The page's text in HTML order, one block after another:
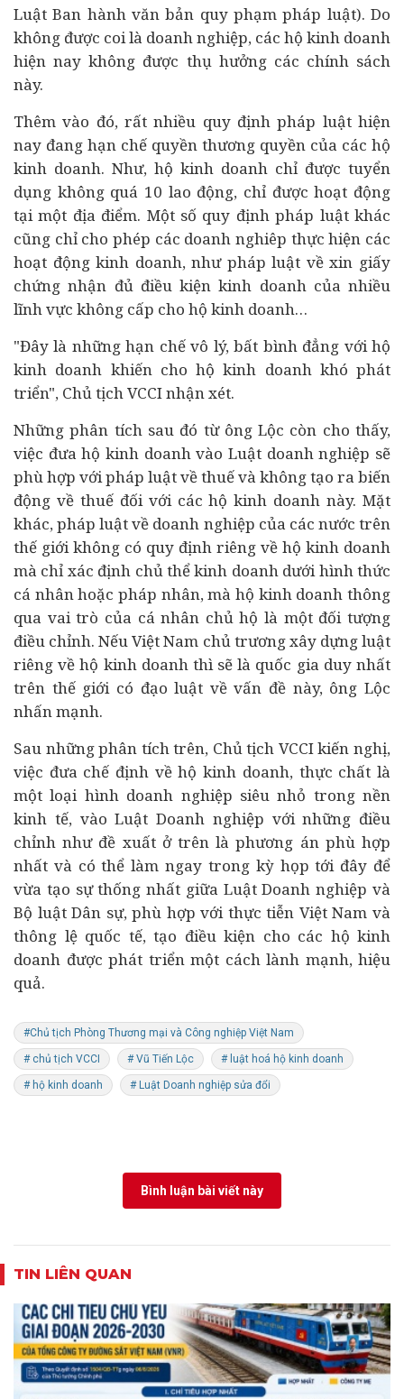
Luật Ban hành văn bản quy phạm pháp luật). Do
không được coi là doanh nghiệp, các hộ kinh doanh
hiện nay không được thụ hưởng các chính sách
này.
Thêm vào đó, rất nhiều quy định pháp luật hiện
nay đang hạn chế quyền thương quyền của các hộ
kinh doanh. Như, hộ kinh doanh chỉ được tuyển
dụng không quá 10 lao động, chỉ được hoạt động
tại một địa điểm. Một số quy định pháp luật khác
cũng chỉ cho phép các doanh nghiêp thực hiện các
hoạt động kinh doanh, như pháp luật về xin giấy
chứng nhận đủ điều kiện kinh doanh của nhiều
lĩnh vực không cấp cho hộ kinh doanh…
"Đây là những hạn chế vô lý, bất bình đẳng với hộ
kinh doanh khiến cho hộ kinh doanh khó phát
triển", Chủ tịch VCCI nhận xét.
Những phân tích sau đó từ ông Lộc còn cho thấy,
việc đưa hộ kinh doanh vào Luật doanh nghiệp sẽ
phù hợp với pháp luật về thuế và không tạo ra biến
động về thuế đối với các hộ kinh doanh này. Mặt
khác, pháp luật về doanh nghiệp của các nước trên
thế giới không có quy định riêng về hộ kinh doanh
mà chỉ xác định chủ thể kinh doanh dưới hình thức
cá nhân hoặc pháp nhân, mà hộ kinh doanh thông
qua vai trò của cá nhân chủ hộ là một đối tượng
điều chỉnh. Nếu Việt Nam chủ trương xây dựng luật
riêng về hộ kinh doanh thì sẽ là quốc gia duy nhất
trên thế giới có đạo luật về vấn đề này, ông Lộc
nhấn mạnh.
Sau những phân tích trên, Chủ tịch VCCI kiến nghị,
việc đưa chế định về hộ kinh doanh, thực chất là
một loại hình doanh nghiệp siêu nhỏ trong nền
kinh tế, vào Luật Doanh nghiệp với những điều
chỉnh như đề xuất ở trên là phương án phù hợp
nhất và có thể làm ngay trong kỳ họp tới đây để
vừa tạo sự thống nhất giữa Luật Doanh nghiệp và
Bộ luật Dân sự, phù hợp với thực tiễn Việt Nam và
thông lệ quốc tế, tạo điều kiện cho các hộ kinh
doanh được phát triển một cách lành mạnh, hiệu
quả.
#Chủ tịch Phòng Thương mại và Công nghiệp Việt Nam
# chủ tịch VCCI # Vũ Tiến Lộc # luật hoá hộ kinh doanh
# hộ kinh doanh # Luật Doanh nghiệp sửa đổi
Bình luận bài viết này
TIN LIÊN QUAN